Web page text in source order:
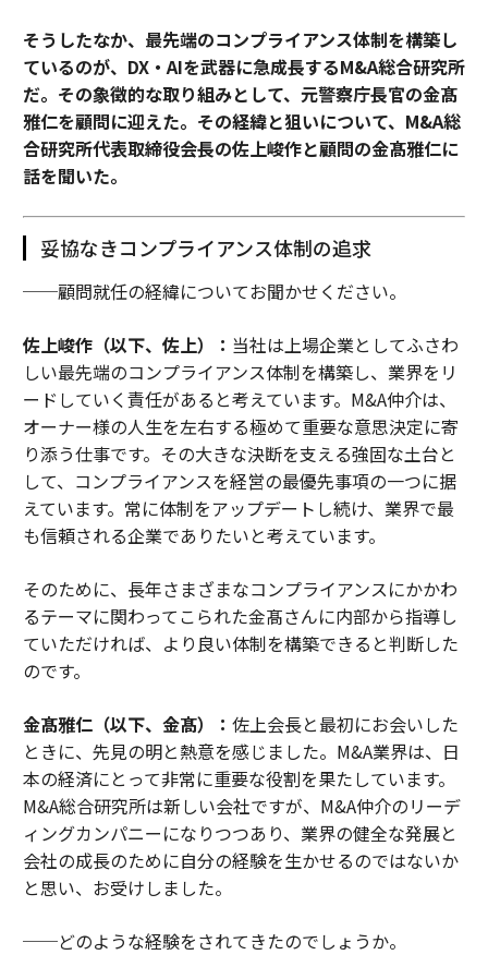
そうしたなか、最先端のコンプライアンス体制を構築し
ているのが、DX・AIを武器に急成長するM&A総合研究所
だ。その象徴的な取り組みとして、元警察庁長官の金髙
雅仁を顧問に迎えた。その経緯と狙いについて、M&A総
合研究所代表取締役会長の佐上峻作と顧問の金髙雅仁に
話を聞いた。
妥協なきコンプライアンス体制の追求
──顧問就任の経緯についてお聞かせください。
佐上峻作（以下、佐上）： 当社は上場企業としてふさわ
しい最先端のコンプライアンス体制を構築し、業界をリ
ードしていく責任があると考えています。M&A仲介は、
オーナー様の人生を左右する極めて重要な意思決定に寄
り添う仕事です。その大きな決断を支える強固な土台と
して、コンプライアンスを経営の最優先事項の一つに据
えています。常に体制をアップデートし続け、業界で最
も信頼される企業でありたいと考えています。
そのために、長年さまざまなコンプライアンスにかかわ
るテーマに関わってこられた金髙さんに内部から指導し
ていただければ、より良い体制を構築できると判断した
のです。
金髙雅仁（以下、金髙）： 佐上会長と最初にお会いした
ときに、先見の明と熱意を感じました。M&A業界は、日
本の経済にとって非常に重要な役割を果たしています。
M&A総合研究所は新しい会社ですが、M&A仲介のリーデ
ィングカンパニーになりつつあり、業界の健全な発展と
会社の成長のために自分の経験を生かせるのではないか
と思い、お受けしました。
──どのような経験をされてきたのでしょうか。